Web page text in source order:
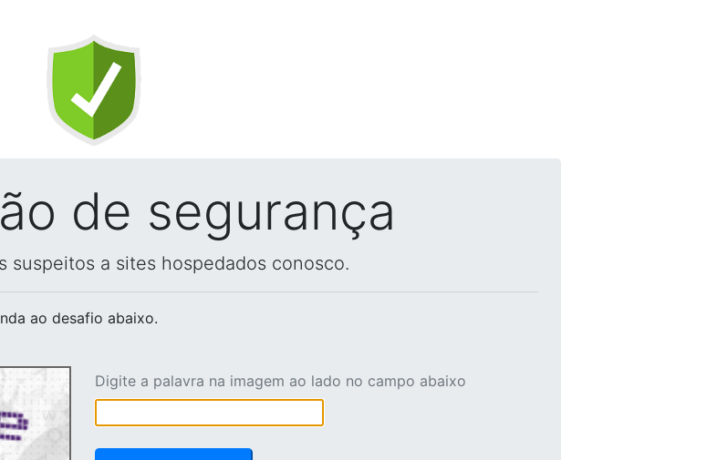
de segurança
suspeitos a sites hospedados conosco.
ao desafio abaixo.
Digite a palavra na imagem ao lado no campo abaixo